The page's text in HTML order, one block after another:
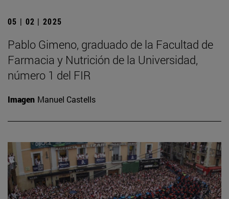
05 | 02 | 2025
Pablo Gimeno, graduado de la Facultad de
Farmacia y Nutrición de la Universidad,
número 1 del FIR
Imagen Manuel Castells